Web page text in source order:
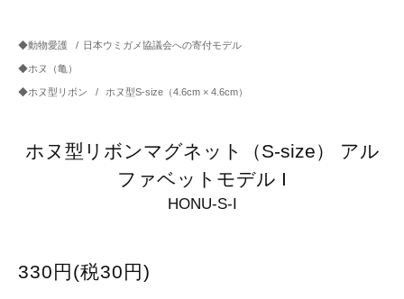
◆動物愛護 / 日本ウミガメ協議会への寄付モデル
◆ホヌ（亀）
◆ホヌ型リボン / ホヌ型S-size（4.6cm × 4.6cm）
ホヌ型リボンマグネット（S-size） アル
ファベットモデル I
HONU-S-I
330円(税30円)